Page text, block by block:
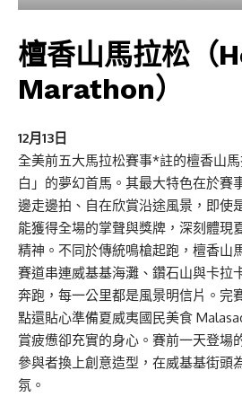
檀香山馬拉松（
Marathon）
12月13日
全美前五大馬拉松賽事*註的檀香山
白」的夢幻首馬。其最大特色在於賽
邊走邊拍、自在欣賞沿途風景，即使
能獲得全場的掌聲與獎牌，深刻體現
精神。不同於傳統鳴槍起跑，檀香山
賽道串連威基基海灘、鑽石山與卡拉
奔跑，每一公里都是風景明信片。完
點還貼心準備夏威夷國民美食
賞疲憊卻充實的身心。賽前一天登場
參與者換上創意造型，在威基基街頭
氛。